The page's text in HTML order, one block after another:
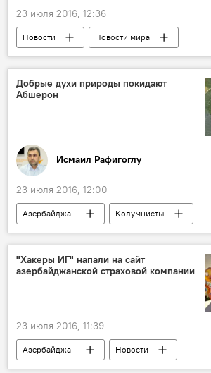
23 июля 2016, 12:36
Новости Новости мира
Добрые духи природы покидают
Абшерон
Исмаил Рафигоглу
23 июля 2016, 12:00
Азербайджан
Колумнисты
Новости
ЖИЗНЬ
"Хакеры ИГ" напали на сайт
азербайджанской страховой компании
23 июля 2016, 11:39
Азербайджан Новости